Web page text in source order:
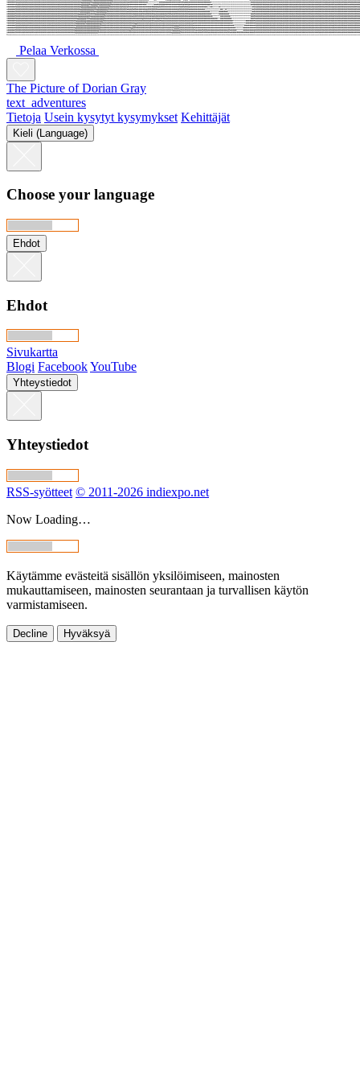
Pelaa Verkossa
The Picture of Dorian Gray
text_adventures
Tietoja Usein kysytyt kysymykset Kehittäjät
Kieli (Language)
Choose your language
Ehdot
Ehdot
Sivukartta
Blogi FacebookYouTube
Yhteystiedot
Yhteystiedot
RSS-syötteet © 2011-2026 indiexpo.net
Now Loading…
Käytämme evästeitä sisällön yksilöimiseen, mainosten
mukauttamiseen, mainosten seurantaan ja turvallisen käytön
varmistamiseen.
Decline Hyväksyä